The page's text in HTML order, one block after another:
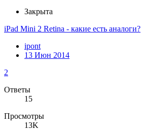
Закрыта
iPad Mini 2 Retina - какие есть аналоги?
ipont
13 Июн 2014
2
Ответы
15
Просмотры
13K